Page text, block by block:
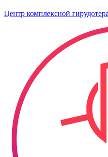
Центр комплексной